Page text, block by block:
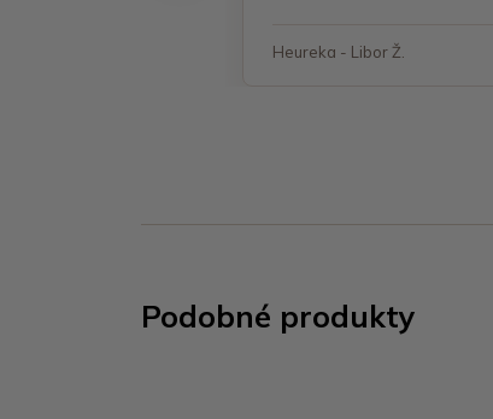
Heureka - Libor Ž.
Podobné produkty